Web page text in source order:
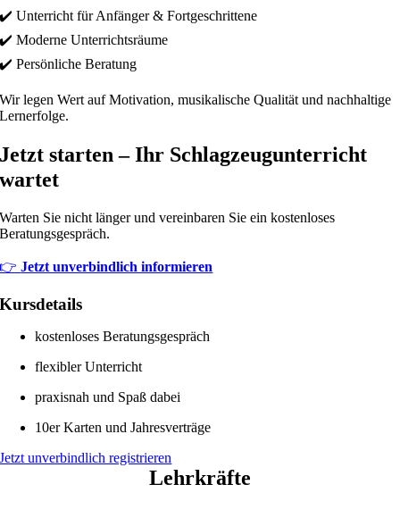
✔️ Unterricht für Anfänger & Fortgeschrittene
✔️ Moderne Unterrichtsräume
✔️ Persönliche Beratung
Wir legen Wert auf Motivation, musikalische Qualität und nachhaltige
Lernerfolge.
Jetzt starten – Ihr Schlagzeugunterricht
wartet
Warten Sie nicht länger und vereinbaren Sie ein kostenloses
Beratungsgespräch.
👉Jetzt unverbindlich informieren
Kursdetails
kostenloses Beratungsgespräch
flexibler Unterricht
praxisnah und Spaß dabei
10er Karten und Jahresverträge
Jetzt unverbindlich registrieren
Lehrkräfte